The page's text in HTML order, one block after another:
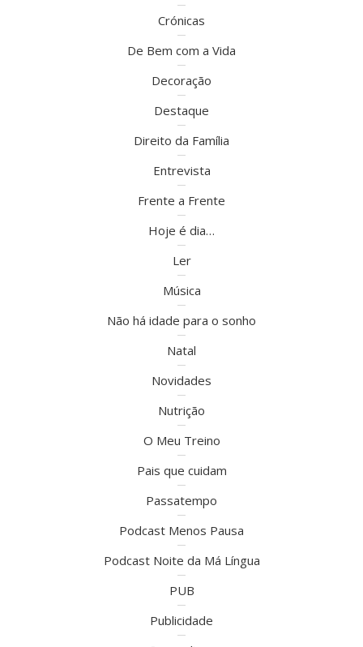
Crónicas
De Bem com a Vida
Decoração
Destaque
Direito da Família
Entrevista
Frente a Frente
Hoje é dia…
Ler
Música
Não há idade para o sonho
Natal
Novidades
Nutrição
O Meu Treino
Pais que cuidam
Passatempo
Podcast Menos Pausa
Podcast Noite da Má Língua
PUB
Publicidade